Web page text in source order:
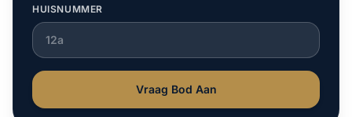
HUISNUMMER
Vraag Bod Aan